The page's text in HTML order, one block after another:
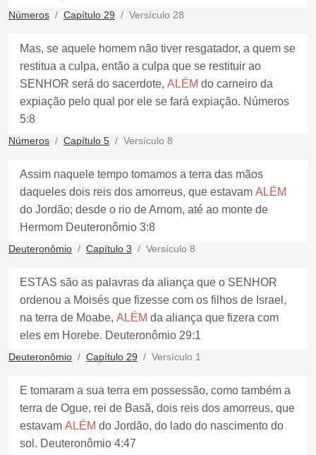
Números Capítulo 29 Versículo 28
Mas, se aquele homem não tiver resgatador, a quem se
restitua a culpa, então a culpa que se restituir ao
SENHOR será do sacerdote, ALÉM do carneiro da
expiação pelo qual por ele se fará expiação. Números
5:8
Números Capítulo 5 Versículo 8
Assim naquele tempo tomamos a terra das mãos
daqueles dois reis dos amorreus, que estavam ALÉM
do Jordão; desde o rio de Arnom, até ao monte de
Hermom Deuteronômio 3:8
Deuteronômio Capítulo 3 Versículo 8
ESTAS são as palavras da aliança que o SENHOR
ordenou a Moisés que fizesse com os filhos de Israel,
na terra de Moabe, ALÉM da aliança que fizera com
eles em Horebe. Deuteronômio 29:1
Deuteronômio Capítulo 29 Versículo 1
E tomaram a sua terra em possessão, como também a
terra de Ogue, rei de Basã, dois reis dos amorreus, que
estavam ALÉM do Jordão, do lado do nascimento do
sol. Deuteronômio 4:47